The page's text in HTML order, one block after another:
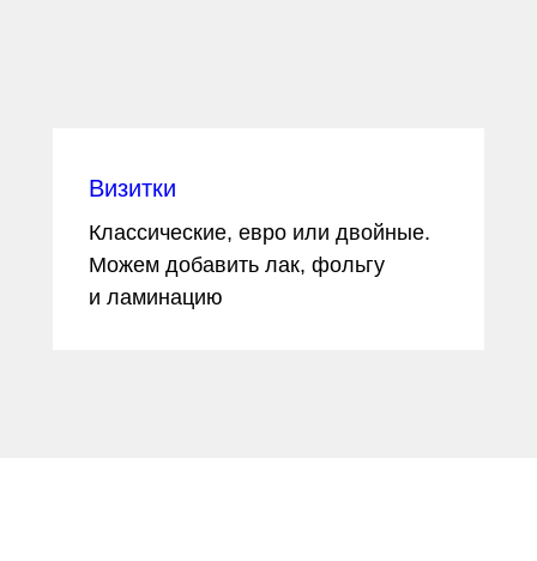
Визитки
Классические, евро или двойные.
Можем добавить лак, фольгу
и ламинацию